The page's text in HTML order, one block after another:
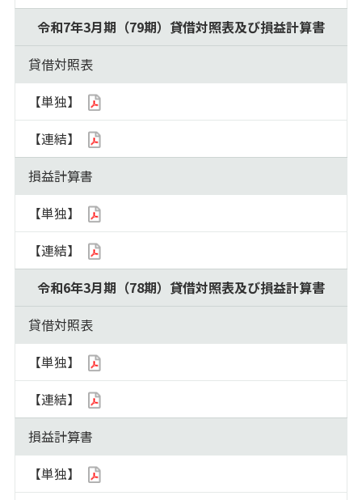
令和7年3月期（79期）貸借対照表及び損益計算書
貸借対照表
【単独】
【連結】
損益計算書
【単独】
【連結】
令和6年3月期（78期）貸借対照表及び損益計算書
貸借対照表
【単独】
【連結】
損益計算書
【単独】